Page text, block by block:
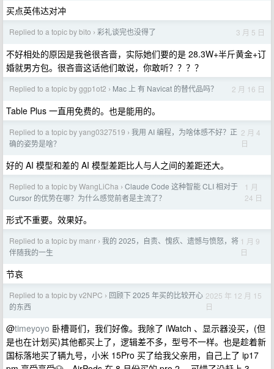
买点英伟达对冲
Replied to a topic by bito › 彩礼谈完也没得了 3 月 5 日
不好相处的原因是我爸很吝啬，实际她们要的是 28.3W+半斤黄金+订
婚就男方包。很吝啬这话他们敢说，你敢听？？？？
Replied to a topic by ggp1ot2 › Mac 上 有 Navicat 的替代品吗？ 2 月 16 日
Table Plus 一直用免费的。也是能用的。
Replied to a topic by yang0327519 › 我用 AI 编程，为啥体感不好？正
确的姿势是啥？
2 月 4
日
好的 AI 模型和差的 AI 模型差距比人与人之间的差距还大。
Replied to a topic by WangLiCha › Claude Code 这种智能 CLI 相对于
Cursor 的优势在哪？为什么感觉前者是主流了？
1 月
24 日
形式不重要。效果好。
Replied to a topic by manr › 我的 2025，自责、愧疚、遗憾与愤怒，将
伴随我的一生
1 月 9
日
节哀
Replied to a topic by v2NPC › 回顾下 2025 年买的比较开心
的东西
2025 年 12 月 15
日
@timeyoyo 卧槽哥们，我们好像。我除了 iWatch 、显示器没买，(但
是也在计划买)其他都买上了，逻辑差不多，型号不一样。也是趁着新
国标落地买了辆九号，小米 15Pro 买了给我父亲用，自己上了 ip17